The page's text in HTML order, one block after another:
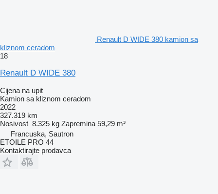
Renault D WIDE 380 kamion sa
kliznom ceradom
18
Renault D WIDE 380
Cijena na upit
Kamion sa kliznom ceradom
2022
327.319 km
Nosivost 8.325 kg Zapremina 59,29 m³
Francuska, Sautron
ETOILE PRO 44
Kontaktirajte prodavca